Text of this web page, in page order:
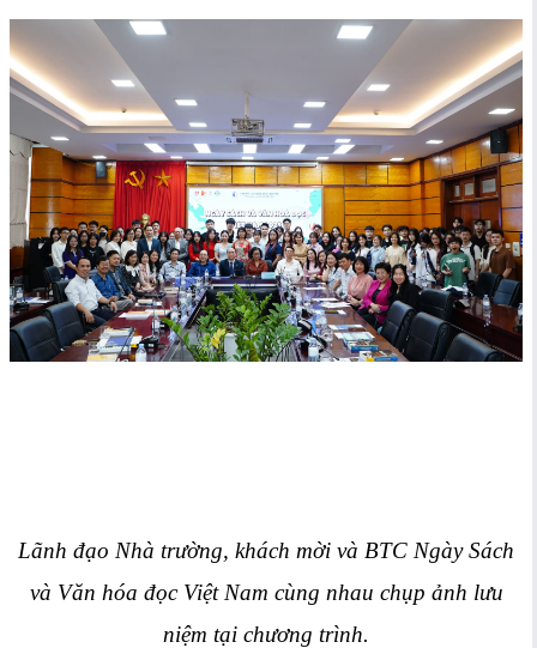
Lãnh đạo Nhà trường, khách mời và BTC Ngày Sách
và Văn hóa đọc Việt Nam cùng nhau chụp ảnh lưu
niệm tại chương trình.